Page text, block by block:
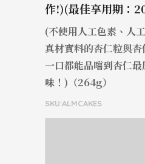
作!)(最佳享用期：
(不使用人工色素、人
真材實料的杏仁粒與
一口都能品嚐到杏仁
味！)（264g）
SKU:ALMCAKES